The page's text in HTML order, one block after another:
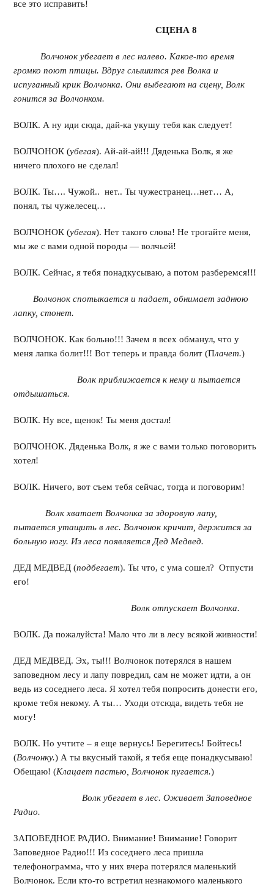
все это исправить!
СЦЕНА 8
Волчонок убегает в лес налево. Какое-то время
громко поют птицы. Вдруг слышится рев Волка и
испуганный крик Волчонка. Они выбегают на сцену, Волк
гонится за Волчонком.
ВОЛК. А ну иди сюда, дай-ка укушу тебя как следует!
ВОЛЧОНОК (убегая). Ай-ай-ай!!! Дяденька Волк, я же
ничего плохого не сделал!
ВОЛК. Ты…. Чужой.. нет.. Ты чужестранец…нет… А,
понял, ты чужелесец…
ВОЛЧОНОК (убегая). Нет такого слова! Не трогайте меня,
мы же с вами одной породы — волчьей!
ВОЛК. Сейчас, я тебя понадкусываю, а потом разберемся!!!
Волчонок спотыкается и падает, обнимает заднюю
лапку, стонет.
ВОЛЧОНОК. Как больно!!! Зачем я всех обманул, что у
меня лапка болит!!! Вот теперь и правда болит (Плачет.)
Волк приближается к нему и пытается
отдышаться.
ВОЛК. Ну все, щенок! Ты меня достал!
ВОЛЧОНОК. Дяденька Волк, я же с вами только поговорить
хотел!
ВОЛК. Ничего, вот съем тебя сейчас, тогда и поговорим!
Волк хватает Волчонка за здоровую лапу,
пытается утащить в лес. Волчонок кричит, держится за
больную ногу. Из леса появляется Дед Медвед.
ДЕД МЕДВЕД (подбегает). Ты что, с ума сошел? Отпусти
его!
Волк отпускает Волчонка.
ВОЛК. Да пожалуйста! Мало что ли в лесу всякой живности!
ДЕД МЕДВЕД. Эх, ты!!! Волчонок потерялся в нашем
заповедном лесу и лапу повредил, сам не может идти, а он
ведь из соседнего леса. Я хотел тебя попросить донести его,
кроме тебя некому. А ты… Уходи отсюда, видеть тебя не
могу!
ВОЛК. Но учтите – я еще вернусь! Берегитесь! Бойтесь!
(Волчонку.) А ты вкусный такой, я тебя еще понадкусываю!
Обещаю! (Клацает пастью, Волчонок пугается.)
Волк убегает в лес. Оживает Заповедное
Радио.
ЗАПОВЕДНОЕ РАДИО. Внимание! Внимание! Говорит
Заповедное Радио!!! Из соседнего леса пришла
телефонограмма, что у них вчера потерялся маленький
Волчонок. Если кто-то встретил незнакомого маленького